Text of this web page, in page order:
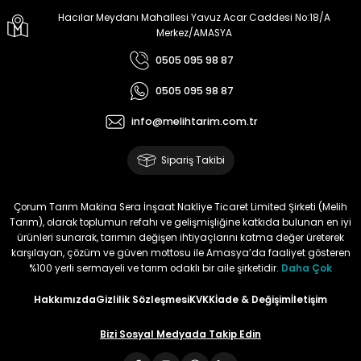
Doğan Zeki Gürbüz | 23/01/2024
Ürün elime çok çabuk ulaştı.
anda süs yoncasıyla ektim.
Bunun akibeti 2024 yazına belli
olacak
S... Ö... | 23/01/2024
Hacılar Meydanı Mahallesi Yavuz Acar Caddesi No:18/A
Merkez/AMASYA
0505 095 98 87
0505 095 98 87
info@melihtarim.com.tr
Sipariş Takibi
Çorum Tarım Makina Sera İnşaat Nakliye Ticaret Limited Şirketi (Melih
Tarım), olarak toplumun refahı ve gelişmişliğine katkıda bulunan en iyi
ürünleri sunarak, tarımın değişen ihtiyaçlarını katma değer üreterek
karşılayan, çözüm ve güven mottosu ile Amasya’da faaliyet gösteren
%100 yerli sermayeli ve tarım odaklı bir aile şirketidir. Daha Çok
HakkımızdaGizlilik SözleşmesiKVKKİade & Değişimİletişim
Bizi Sosyal Medyada Takip Edin